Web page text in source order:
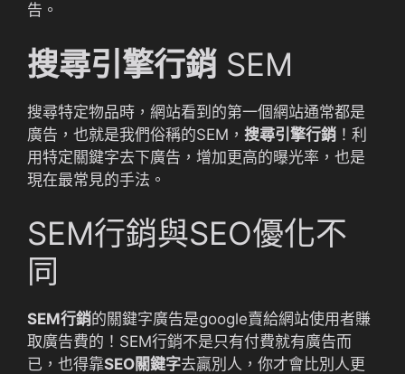
告。
搜尋引擎行銷 SEM
搜尋特定物品時，網站看到的第一個網站通常都是
廣告，也就是我們俗稱的SEM， 搜尋引擎行銷 ！利
用特定關鍵字去下廣告，增加更高的曝光率，也是
現在最常見的手法。
SEM行銷與SEO優化不
同
SEM行銷的關鍵字廣告是google賣給網站使用者賺
取廣告費的！SEM行銷不是只有付費就有廣告而
已，也得靠SEO關鍵字去贏別人，你才會比別人更